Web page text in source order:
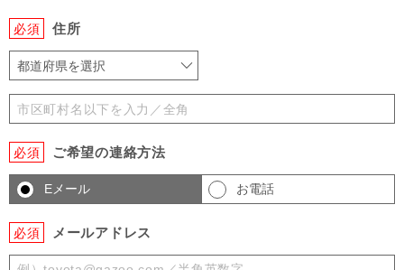
必須 住所
都道府県を選択
必須 ご希望の連絡方法
Eメール お電話
必須 メールアドレス